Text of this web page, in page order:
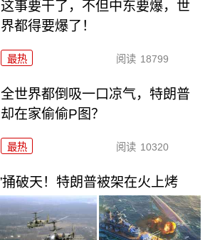
这事要干了，不但中东要爆，世
界都得要爆了！
最热 阅读 18799
全世界都倒吸一口凉气，特朗普
却在家偷偷P图？
最热 阅读 10320
捅破天！特朗普被架在火上烤